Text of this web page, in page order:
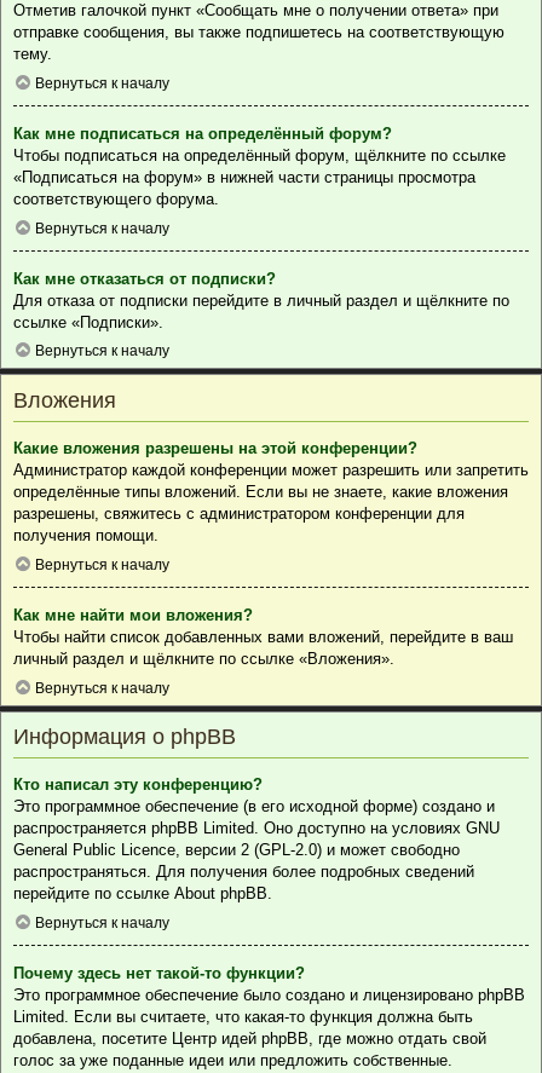
Отметив галочкой пункт «Сообщать мне о получении ответа» при
отправке сообщения, вы также подпишетесь на соответствующую
тему.
Вернуться к началу
Как мне подписаться на определённый форум?
Чтобы подписаться на определённый форум, щёлкните по ссылке
«Подписаться на форум» в нижней части страницы просмотра
соответствующего форума.
Вернуться к началу
Как мне отказаться от подписки?
Для отказа от подписки перейдите в личный раздел и щёлкните по
ссылке «Подписки».
Вернуться к началу
Вложения
Какие вложения разрешены на этой конференции?
Администратор каждой конференции может разрешить или запретить
определённые типы вложений. Если вы не знаете, какие вложения
разрешены, свяжитесь с администратором конференции для
получения помощи.
Вернуться к началу
Как мне найти мои вложения?
Чтобы найти список добавленных вами вложений, перейдите в ваш
личный раздел и щёлкните по ссылке «Вложения».
Вернуться к началу
Информация о phpBB
Кто написал эту конференцию?
Это программное обеспечение (в его исходной форме) создано и
распространяется phpBB Limited. Оно доступно на условиях GNU
General Public Licence, версии 2 (GPL-2.0) и может свободно
распространяться. Для получения более подробных сведений
перейдите по ссылке About phpBB.
Вернуться к началу
Почему здесь нет такой-то функции?
Это программное обеспечение было создано и лицензировано phpBB
Limited. Если вы считаете, что какая-то функция должна быть
добавлена, посетите Центр идей phpBB, где можно отдать свой
голос за уже поданные идеи или предложить собственные.